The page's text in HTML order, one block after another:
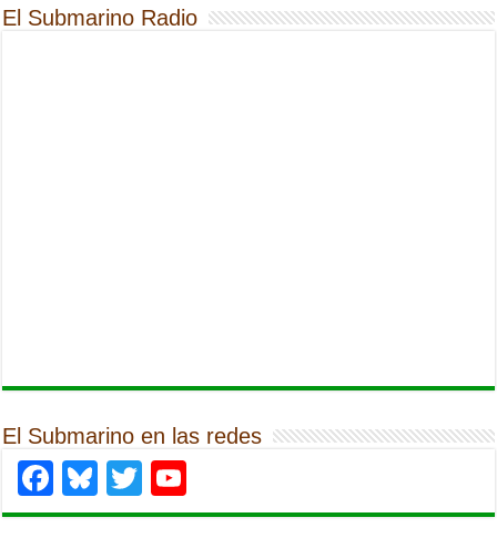
El Submarino Radio
El Submarino en las redes
Facebook
Bluesky
Twitter